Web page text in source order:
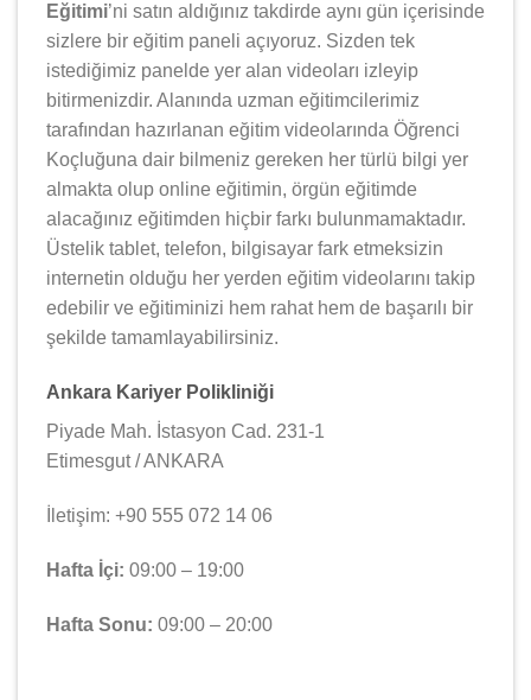
Eğitimi’ni satın aldığınız takdirde aynı gün içerisinde
sizlere bir eğitim paneli açıyoruz. Sizden tek
istediğimiz panelde yer alan videoları izleyip
bitirmenizdir. Alanında uzman eğitimcilerimiz
tarafından hazırlanan eğitim videolarında Öğrenci
Koçluğuna dair bilmeniz gereken her türlü bilgi yer
almakta olup online eğitimin, örgün eğitimde
alacağınız eğitimden hiçbir farkı bulunmamaktadır.
Üstelik tablet, telefon, bilgisayar fark etmeksizin
internetin olduğu her yerden eğitim videolarını takip
edebilir ve eğitiminizi hem rahat hem de başarılı bir
şekilde tamamlayabilirsiniz.
Ankara Kariyer Polikliniği
Piyade Mah. İstasyon Cad. 231-1
Etimesgut / ANKARA
İletişim: +90 555 072 14 06
Hafta İçi: 09:00 – 19:00
Hafta Sonu: 09:00 – 20:00